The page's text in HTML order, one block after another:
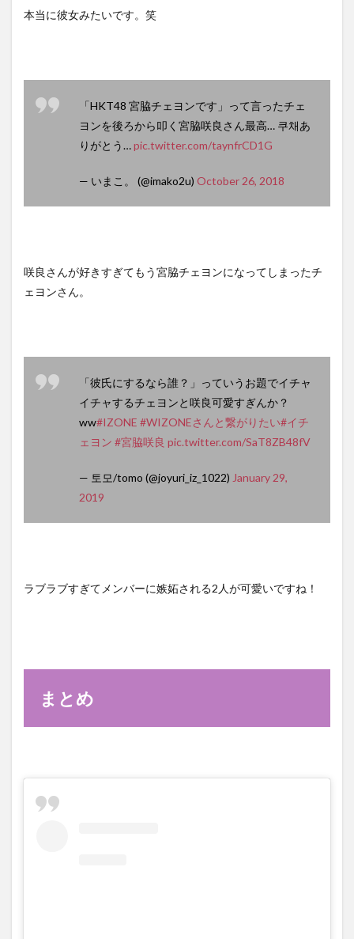
本当に彼女みたいです。笑
「HKT48 宮脇チェヨンです」って言ったチェ
ヨンを後ろから叩く宮脇咲良さん最高… 쿠채あ
りがとう…pic.twitter.com/taynfrCD1G
— いまこ。 (@imako2u) October 26, 2018
咲良さんが好きすぎてもう宮脇チェヨンになってしまったチ
ェヨンさん。
「彼氏にするなら誰？」っていうお題でイチャ
イチャするチェヨンと咲良可愛すぎんか？
ww#IZONE #WIZONEさんと繋がりたい#イチ
ェヨン #宮脇咲良 pic.twitter.com/SaT8ZB48fV
— 토모/tomo (@joyuri_iz_1022) January 29,
2019
ラブラブすぎてメンバーに嫉妬される2人が可愛いですね！
まとめ